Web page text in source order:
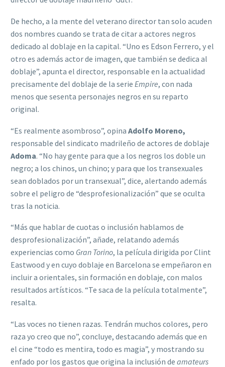
De hecho, a la mente del veterano director tan solo acuden
dos nombres cuando se trata de citar a actores negros
dedicado al doblaje en la capital. “Uno es Edson Ferrero, y el
otro es además actor de imagen, que también se dedica al
doblaje”, apunta el director, responsable en la actualidad
precisamente del doblaje de la serie Empire, con nada
menos que sesenta personajes negros en su reparto
original.
“Es realmente asombroso”, opina Adolfo Moreno,
responsable del sindicato madrileño de actores de doblaje
Adoma. “No hay gente para que a los negros los doble un
negro; a los chinos, un chino; y para que los transexuales
sean doblados por un transexual”, dice, alertando además
sobre el peligro de “desprofesionalización” que se oculta
tras la noticia.
“Más que hablar de cuotas o inclusión hablamos de
desprofesionalización”, añade, relatando además
experiencias como Gran Torino, la película dirigida por Clint
Eastwood y en cuyo doblaje en Barcelona se empeñaron en
incluir a orientales, sin formación en doblaje, con malos
resultados artísticos. “Te saca de la película totalmente”,
resalta.
“Las voces no tienen razas. Tendrán muchos colores, pero
raza yo creo que no”, concluye, destacando además que en
el cine “todo es mentira, todo es magia”, y mostrando su
enfado por los gastos que origina la inclusión de amateurs